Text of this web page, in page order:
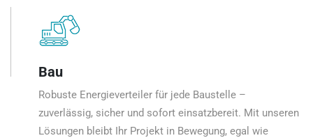
Bau
Robuste Energieverteiler für jede Baustelle –
zuverlässig, sicher und sofort einsatzbereit. Mit unseren
Lösungen bleibt Ihr Projekt in Bewegung, egal wie